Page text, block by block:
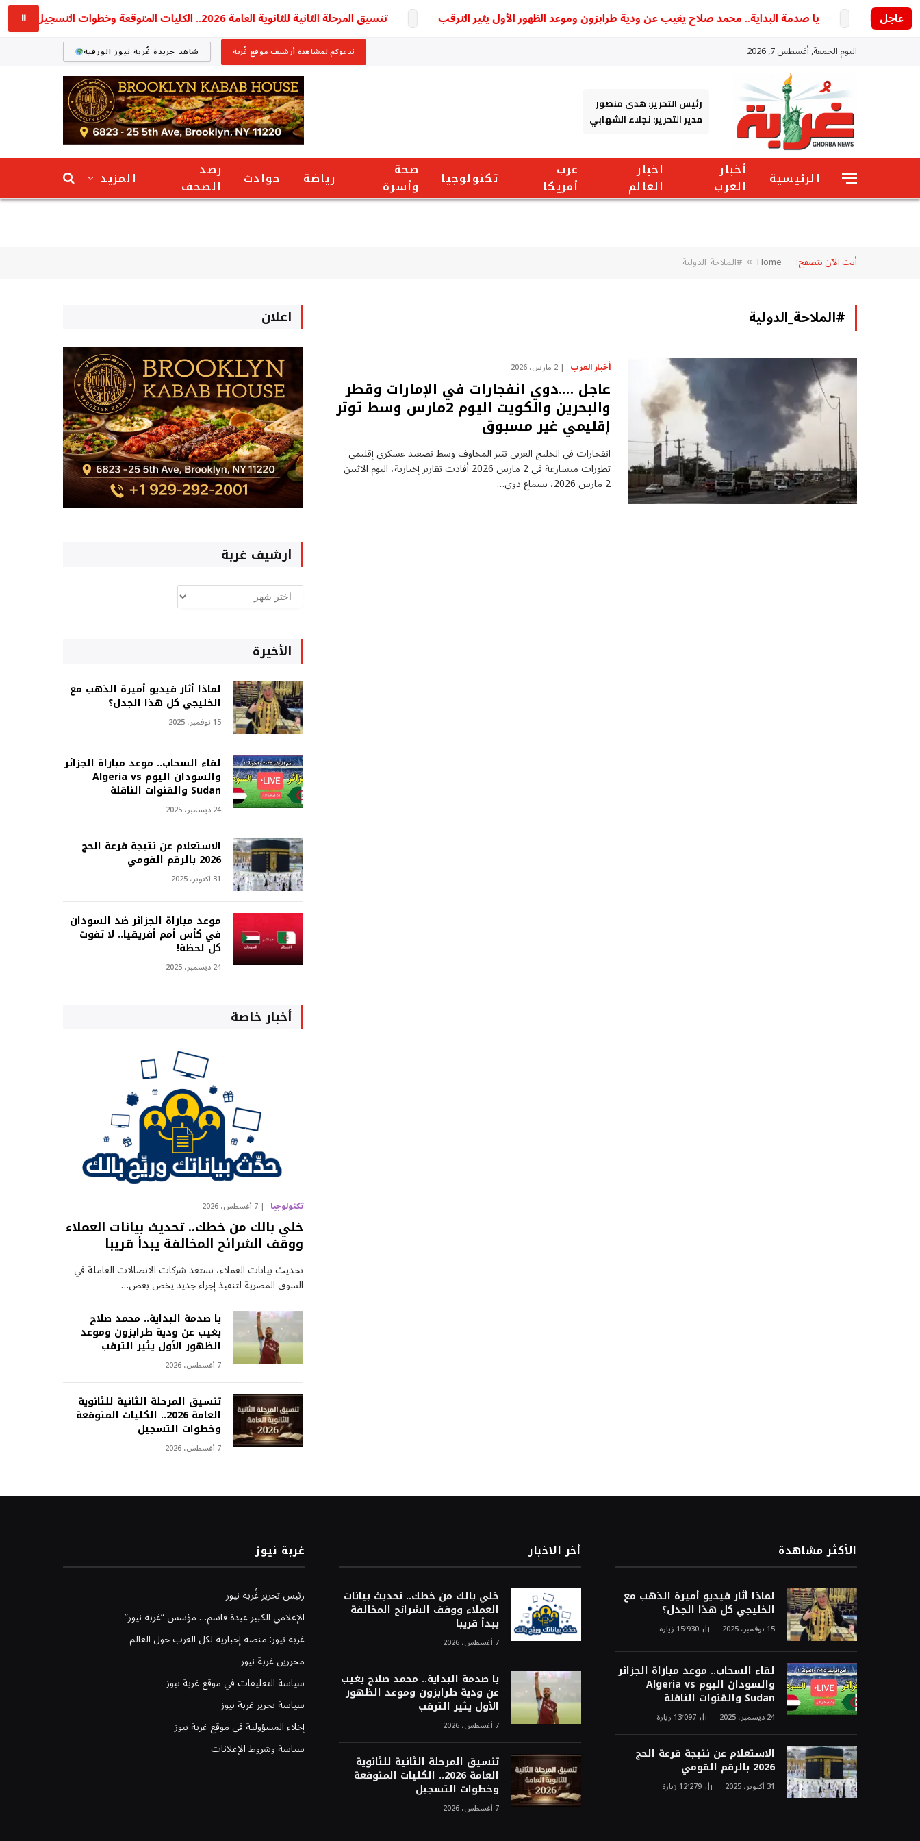
عاجل
قريبا يا صدمة البداية.. محمد صلاح يغيب عن ودية طرابزون وموعد الظهور الأول يثير الترقب تنسيق المرحلة الثانية للثانوية العامة 2026.. الكليات المتوقعة وخطوات التسجيل ⏸
اليوم الجمعة, أغسطس 7, 2026 ندعوكم لمشاهدة أرشيف موقع غُربة شاهد جريدة غُربة نيوز الورقية
رئيس التحرير: هدى منصور
مدير التحرير: نجلاء الشهابي
الرئيسية
أخبار
العرب
اخبار
العالم
عرب
أمريكا
تكنولوجيا
صحة
وأسرة
رياضة حوادث
رصد
الصحف
المزيد
أنت الآن تتصفح: Home
» #الملاحة_الدولية
#الملاحة_الدولية
أخبار العرب 2 مارس، 2026
عاجل ….دوي انفجارات في الإمارات وقطر
والبحرين والكويت اليوم 2مارس وسط توتر
إقليمي غير مسبوق
انفجارات في الخليج العربي تثير المخاوف وسط تصعيد عسكري إقليمي
تطورات متسارعة في 2 مارس 2026 أفادت تقارير إخبارية، اليوم الاثنين
2 مارس 2026، بسماع دوي…
اعلان
ارشيف غربة
ارشيف
غربة
الأخيرة
لماذا أثار فيديو أميرة الذهب مع
الخليجي كل هذا الجدل؟
15 نوفمبر، 2025
لقاء السحاب.. موعد مباراة الجزائر
والسودان اليوم Algeria vs
Sudan والقنوات الناقلة
24 ديسمبر، 2025
الاستعلام عن نتيجة قرعة الحج
2026 بالرقم القومي
31 أكتوبر، 2025
موعد مباراة الجزائر ضد السودان
في كأس أمم أفريقيا.. لا تفوت
كل لحظة!
24 ديسمبر، 2025
أخبار خاصة
تكنولوجيا 7 أغسطس، 2026
خلي بالك من خطك.. تحديث بيانات العملاء
ووقف الشرائح المخالفة يبدأ قريبا
تحديث بيانات العملاء، تستعد شركات الاتصالات العاملة في
السوق المصرية لتنفيذ إجراء جديد يخص بعض…
يا صدمة البداية.. محمد صلاح
يغيب عن ودية طرابزون وموعد
الظهور الأول يثير الترقب
7 أغسطس، 2026
تنسيق المرحلة الثانية للثانوية
العامة 2026.. الكليات المتوقعة
وخطوات التسجيل
7 أغسطس، 2026
الأكثر مشاهدة
لماذا أثار فيديو أميرة الذهب مع
الخليجي كل هذا الجدل؟
15 نوفمبر، 2025 15٬930 زيارة
لقاء السحاب.. موعد مباراة الجزائر
والسودان اليوم Algeria vs
Sudan والقنوات الناقلة
24 ديسمبر، 2025 13٬097 زيارة
الاستعلام عن نتيجة قرعة الحج
2026 بالرقم القومي
31 أكتوبر، 2025 12٬279 زيارة
أخر الاخبار
خلي بالك من خطك.. تحديث بيانات
العملاء ووقف الشرائح المخالفة
يبدأ قريبا
7 أغسطس، 2026
يا صدمة البداية.. محمد صلاح يغيب
عن ودية طرابزون وموعد الظهور
الأول يثير الترقب
7 أغسطس، 2026
تنسيق المرحلة الثانية للثانوية
العامة 2026.. الكليات المتوقعة
وخطوات التسجيل
7 أغسطس، 2026
غربة نيوز
رئيس تحرير غُربة نيوز
الإعلامي الكبير عبدة قاسم… مؤسس “غربة نيوز”
غربة نيوز: منصة إخبارية لكل العرب حول العالم
محررين غربة نيوز
سياسة التعليقات في موقع غربة نيوز
سياسة تحرير غربة نيوز
إخلاء المسؤولية في موقع غربة نيوز
سياسة وشروط الإعلانات